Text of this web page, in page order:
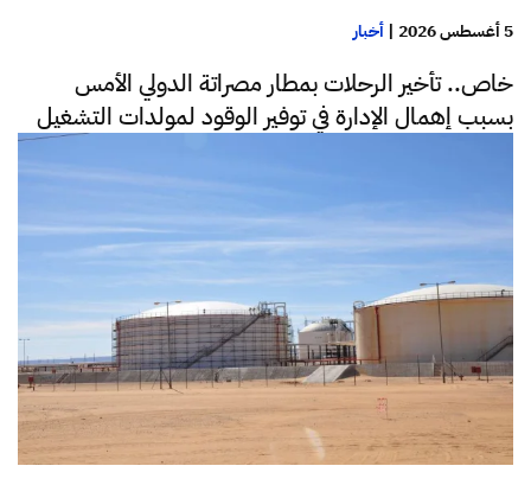
5 أغسطس 2026 | أخبار
خاص.. تأخير الرحلات بمطار مصراتة الدولي الأمس
بسبب إهمال الإدارة في توفير الوقود لمولدات التشغيل